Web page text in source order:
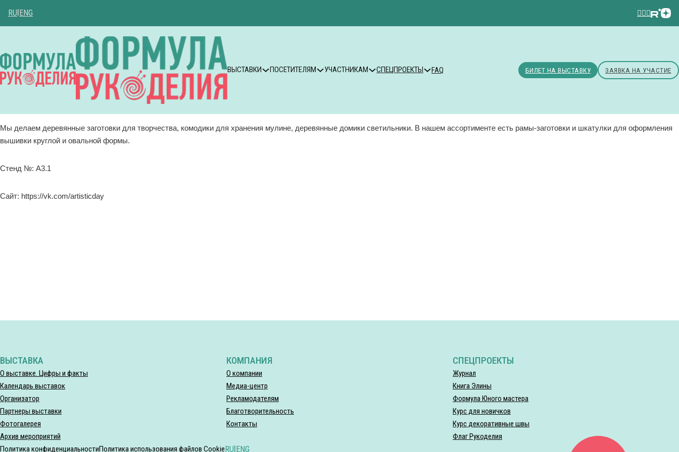
RU ENG
ВЫСТАВКИ ПОСЕТИТЕЛЯМ УЧАСТНИКАМ СПЕЦПРОЕКТЫ FAQ БИЛЕТ НА ВЫСТАВКУ ЗАЯВКА НА УЧАСТИЕ
Мы делаем деревянные заготовки для творчества, комодики для хранения мулине, деревянные домики светильники. В нашем ассортименте есть рамы-заготовки и шкатулки для оформления
вышивки круглой и овальной формы.
Стенд №: A3.1
Сайт: https://vk.com/artisticday
ВЫСТАВКА
О выставке. Цифры и факты
Календарь выставок
Организатор
Партнеры выставки
Фотогалерея
Архив мероприятий
КОМПАНИЯ
О компании
Медиа-центр
Рекламодателям
Благотворительность
Контакты
СПЕЦПРОЕКТЫ
Журнал
Книга Элины
Формула Юного мастера
Курс для новичков
Курс декоративные швы
Флаг Рукоделия
Политика конфиденциальностиПолитика использования файлов CookieRU|ENG